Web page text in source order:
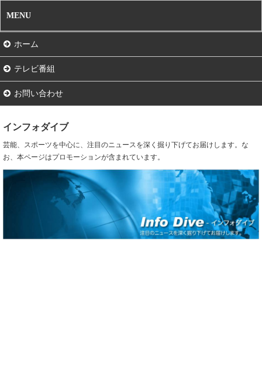
MENU
ホーム
テレビ番組
お問い合わせ
インフォダイブ
芸能、スポーツを中心に、注目のニュースを深く掘り下げてお届けします。な
お、本ページはプロモーションが含まれています。